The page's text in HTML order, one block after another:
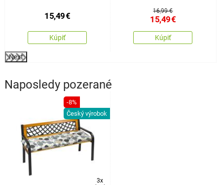
15,49€
Kúpiť
16,99 €
15,49€
Kúpiť
Next
Naposledy pozerané
-8%
Český výrobok
3x